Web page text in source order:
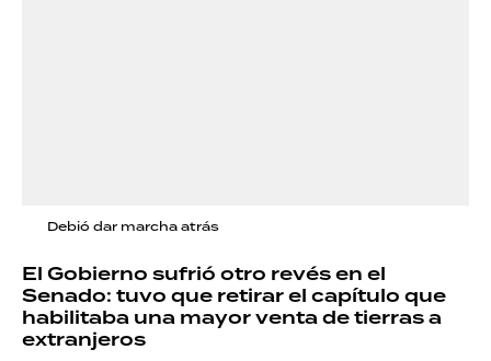
Debió dar marcha atrás
El Gobierno sufrió otro revés en el
Senado: tuvo que retirar el capítulo que
habilitaba una mayor venta de tierras a
extranjeros